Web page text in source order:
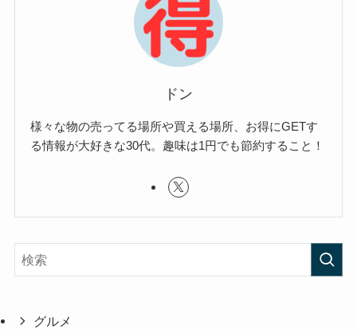
ドン
様々な物の売ってる場所や買える場所、お得にGETす
る情報が大好きな30代。趣味は1円でも節約すること！
グルメ